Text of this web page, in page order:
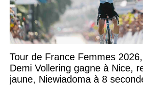
Tour de France Femmes
Demi Vollering gagne à Nice,
jaune, Niewiadoma à 8